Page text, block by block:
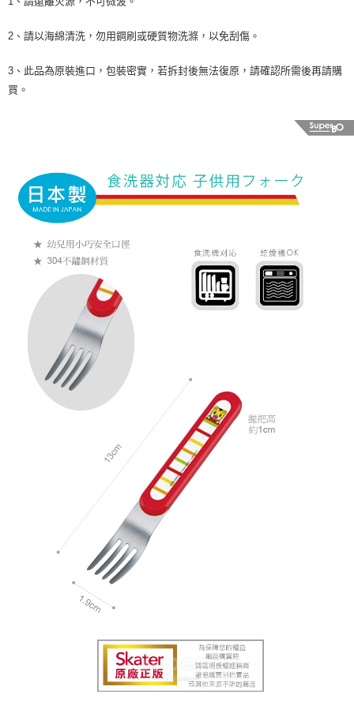
2、請以海綿清洗，勿用鋼刷或硬質物洗滌，以免刮傷。
3、此品為原裝進口，包裝密實，若拆封後無法復原，請確認所需後再請購
買。